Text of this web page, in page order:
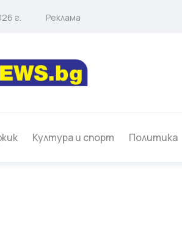
г. Реклама
Култура и спорт Политика